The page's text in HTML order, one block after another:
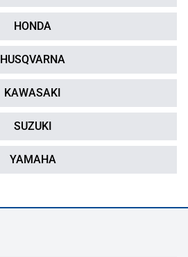
HONDA
HUSQVARNA
KAWASAKI
SUZUKI
YAMAHA